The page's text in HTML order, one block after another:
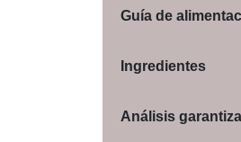
Guía de
Ingredientes
Análisis